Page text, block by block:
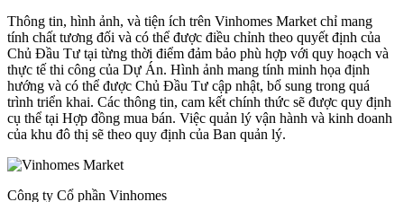
Thông tin, hình ảnh, và tiện ích trên Vinhomes Market chỉ mang
tính chất tương đối và có thể được điều chỉnh theo quyết định của
Chủ Đầu Tư tại từng thời điểm đảm bảo phù hợp với quy hoạch và
thực tế thi công của Dự Án. Hình ảnh mang tính minh họa định
hướng và có thể được Chủ Đầu Tư cập nhật, bổ sung trong quá
trình triển khai. Các thông tin, cam kết chính thức sẽ được quy định
cụ thể tại Hợp đồng mua bán. Việc quản lý vận hành và kinh doanh
của khu đô thị sẽ theo quy định của Ban quản lý.
Công ty Cổ phần Vinhomes